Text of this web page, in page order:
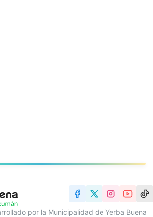
por la Municipalidad de Yerba Buena